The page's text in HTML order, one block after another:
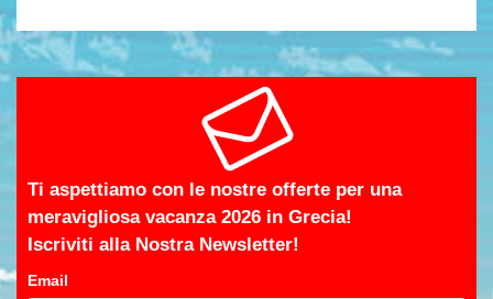
Ti aspettiamo con le nostre offerte per una
meravigliosa vacanza 2026 in Grecia!
Iscriviti alla Nostra Newsletter!
Email